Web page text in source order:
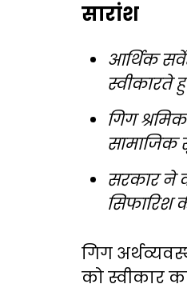
सारांश
आर्थिक
स्वीकारते
गिग
सामाजिक
सरकार ने
सिफारिश
गिग
को स्वीकार